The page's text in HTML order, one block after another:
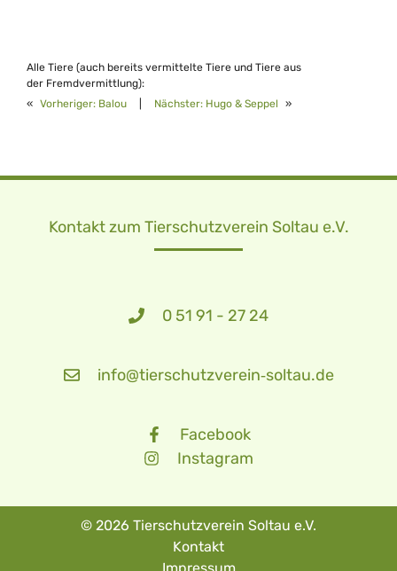
Alle Tiere (auch bereits vermittelte Tiere und Tiere aus
der Fremdvermittlung):
« Vorheriger: Balou Nächster: Hugo & Seppel »
Kontakt zum Tierschutzverein Soltau e.V.
0 51 91 - 27 24
info@tierschutzverein‑soltau.de
Facebook
Instagram
© 2026 Tierschutzverein Soltau e.V.
Kontakt